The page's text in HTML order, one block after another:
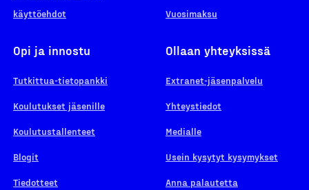
käyttöehdot
Vuosimaksu
Opi ja innostu
Tutkittua-tietopankki
Koulutukset jäsenille
Koulutustallenteet
Blogit
Tiedotteet
Ollaan yhteyksissä
Extranet-jäsenpalvelu
Yhteystiedot
Medialle
Usein kysytyt kysymykset
Anna palautetta